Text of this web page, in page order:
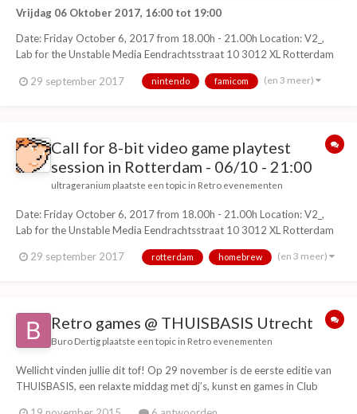
Vrijdag 06 Oktober 2017, 16:00 tot 19:00
Date: Friday October 6, 2017 from 18.00h - 21.00h Location: V2_,
Lab for the Unstable Media Eendrachtsstraat 10 3012 XL Rotterdam
video game for the 1985 Nintendo Entertainment System (NES). It is
29 september 2017 nintendo famicom (en 3 meer)
Call for 8-bit video game playtest
session in Rotterdam - 06/10 - 21:00
ultrageranium plaatste een topic in Retro evenementen
Date: Friday October 6, 2017 from 18.00h - 21.00h Location: V2_,
Lab for the Unstable Media Eendrachtsstraat 10 3012 XL Rotterdam
video game for the 1985 Nintendo Entertainment System (NES). It is
29 september 2017 rotterdam homebrew (en 3 meer)
Retro games @ THUISBASIS Utrecht
Buro Dertig plaatste een topic in Retro evenementen
Wellicht vinden jullie dit tof! Op 29 november is de eerste editie van
THUISBASIS, een relaxte middag met dj’s, kunst en games in Club